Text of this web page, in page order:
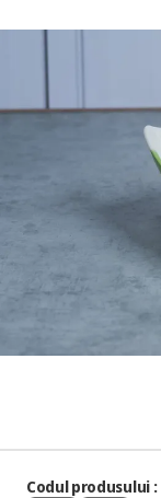
Codul produsului :